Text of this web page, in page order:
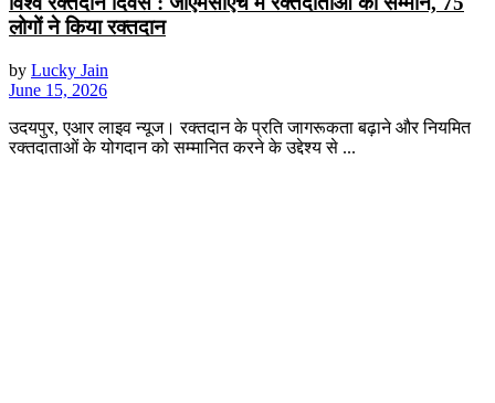
लोगों ने किया रक्तदान
by Lucky Jain
June 15, 2026
उदयपुर, एआर लाइव न्यूज। रक्तदान के प्रति जागरूकता बढ़ाने और नियमित
रक्तदाताओं के योगदान को सम्मानित करने के उद्देश्य से ...